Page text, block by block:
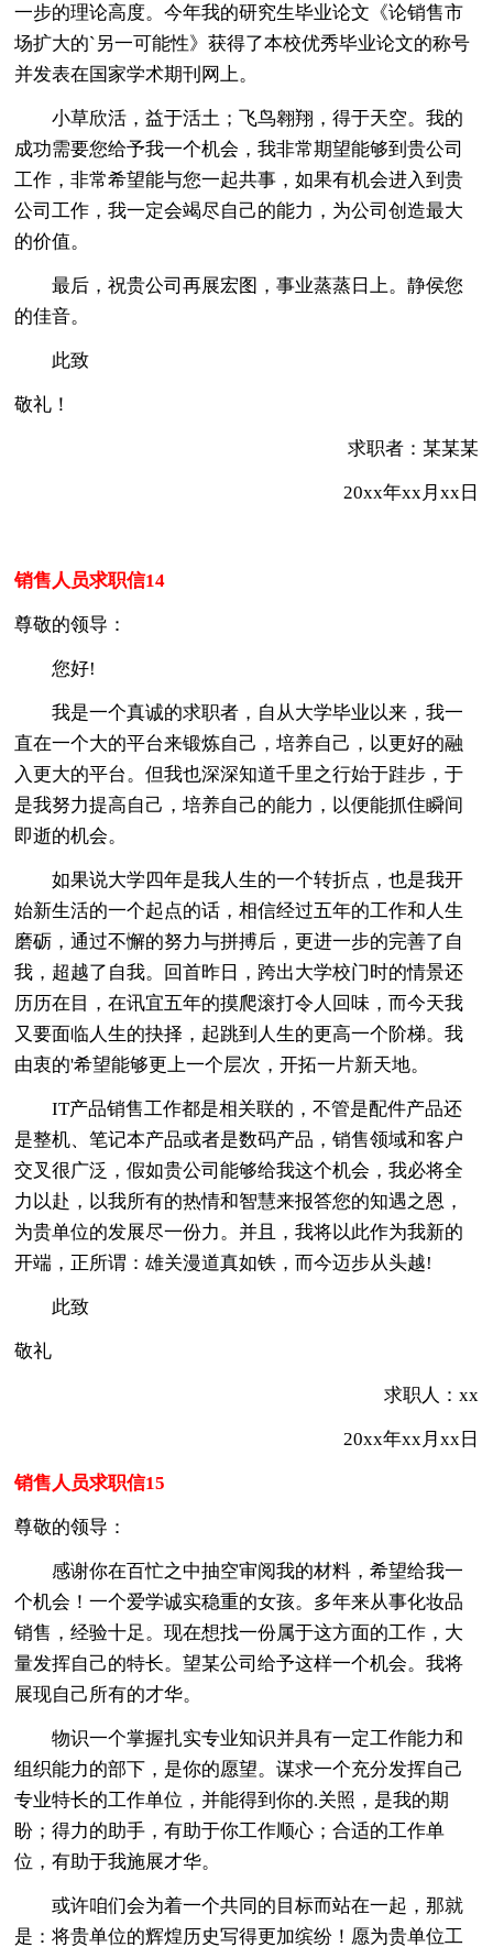
一步的理论高度。今年我的研究生毕业论文《论销售市
场扩大的`另一可能性》获得了本校优秀毕业论文的称号
并发表在国家学术期刊网上。
小草欣活，益于活土；飞鸟翱翔，得于天空。我的
成功需要您给予我一个机会，我非常期望能够到贵公司
工作，非常希望能与您一起共事，如果有机会进入到贵
公司工作，我一定会竭尽自己的能力，为公司创造最大
的价值。
最后，祝贵公司再展宏图，事业蒸蒸日上。静侯您
的佳音。
此致
敬礼！
求职者：某某某
20xx年xx月xx日
销售人员求职信14
尊敬的领导：
您好!
我是一个真诚的求职者，自从大学毕业以来，我一
直在一个大的平台来锻炼自己，培养自己，以更好的融
入更大的平台。但我也深深知道千里之行始于跬步，于
是我努力提高自己，培养自己的能力，以便能抓住瞬间
即逝的机会。
如果说大学四年是我人生的一个转折点，也是我开
始新生活的一个起点的话，相信经过五年的工作和人生
磨砺，通过不懈的努力与拼搏后，更进一步的完善了自
我，超越了自我。回首昨日，跨出大学校门时的情景还
历历在目，在讯宜五年的摸爬滚打令人回味，而今天我
又要面临人生的抉择，起跳到人生的更高一个阶梯。我
由衷的'希望能够更上一个层次，开拓一片新天地。
IT产品销售工作都是相关联的，不管是配件产品还
是整机、笔记本产品或者是数码产品，销售领域和客户
交叉很广泛，假如贵公司能够给我这个机会，我必将全
力以赴，以我所有的热情和智慧来报答您的知遇之恩，
为贵单位的发展尽一份力。并且，我将以此作为我新的
开端，正所谓：雄关漫道真如铁，而今迈步从头越!
此致
敬礼
求职人：xx
20xx年xx月xx日
销售人员求职信15
尊敬的领导：
感谢你在百忙之中抽空审阅我的材料，希望给我一
个机会！一个爱学诚实稳重的女孩。多年来从事化妆品
销售，经验十足。现在想找一份属于这方面的工作，大
量发挥自己的特长。望某公司给予这样一个机会。我将
展现自己所有的才华。
物识一个掌握扎实专业知识并具有一定工作能力和
组织能力的部下，是你的愿望。谋求一个充分发挥自己
专业特长的工作单位，并能得到你的.关照，是我的期
盼；得力的助手，有助于你工作顺心；合适的工作单
位，有助于我施展才华。
或许咱们会为着一个共同的目标而站在一起，那就
是：将贵单位的辉煌历史写得更加缤纷！愿为贵单位工